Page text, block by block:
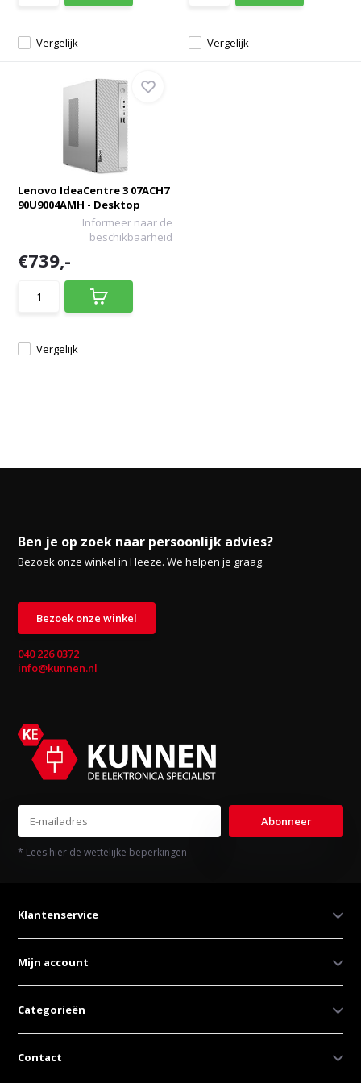
Vergelijk Vergelijk
Lenovo IdeaCentre 3 07ACH7
90U9004AMH - Desktop
Vergelijk
Informeer naar de
beschikbaarheid
€739,-
Ben je op zoek naar persoonlijk advies?
Bezoek onze winkel in Heeze. We helpen je graag.
Bezoek onze winkel
040 226 0372
info@kunnen.nl
Abonneer
* Lees hier de wettelijke beperkingen
Klantenservice
Mijn account
Categorieën
Contact